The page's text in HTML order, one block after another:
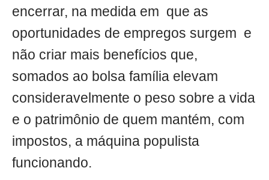
encerrar, na medida em que as
oportunidades de empregos surgem e
não criar mais benefícios que,
somados ao bolsa família elevam
consideravelmente o peso sobre a vida
e o patrimônio de quem mantém, com
impostos, a máquina populista
funcionando.